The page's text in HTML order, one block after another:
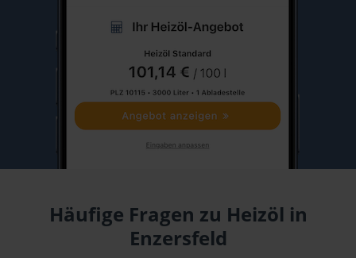
Häufige Fragen zu Heizöl in
Enzersfeld